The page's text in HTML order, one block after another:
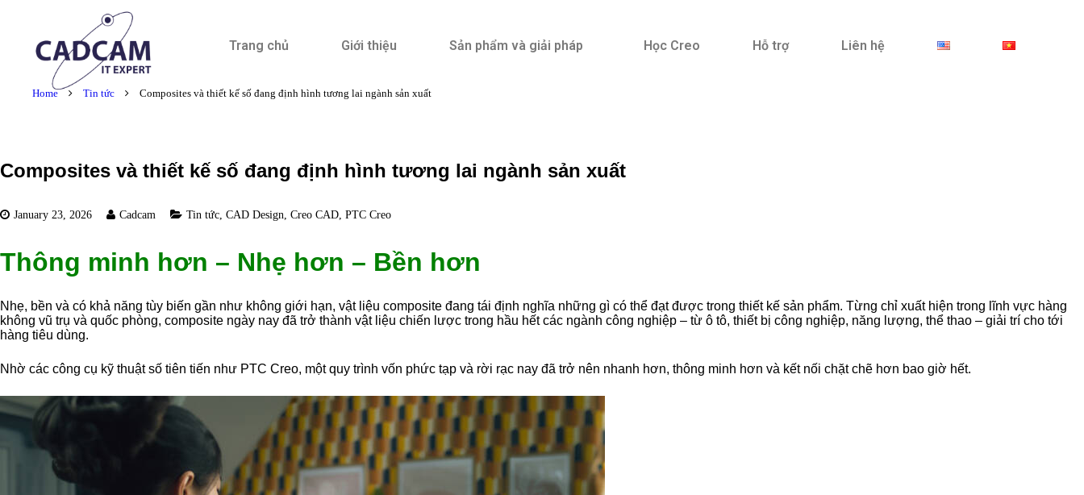
Trang chủ Giới thiệu Sản phẩm và giải pháp Học Creo Hỗ trợ Liên hệ
Home Tin tức Composites và thiết kế số đang định hình tương lai ngành sản xuất
Composites và thiết kế số đang định hình tương lai ngành sản xuất
January 23, 2026 Cadcam Tin tức CAD Design Creo CAD PTC Creo
Thông minh hơn – Nhẹ hơn – Bền hơn
Nhẹ, bền và có khả năng tùy biến gần như không giới hạn, vật liệu composite đang tái định nghĩa những gì có thể đạt được trong thiết kế sản phẩm. Từng chỉ xuất hiện trong lĩnh vực hàng
không vũ trụ và quốc phòng, composite ngày nay đã trở thành vật liệu chiến lược trong hầu hết các ngành công nghiệp – từ ô tô, thiết bị công nghiệp, năng lượng, thể thao – giải trí cho tới
hàng tiêu dùng.
Nhờ các công cụ kỹ thuật số tiên tiến như PTC Creo, một quy trình vốn phức tạp và rời rạc nay đã trở nên nhanh hơn, thông minh hơn và kết nối chặt chẽ hơn bao giờ hết.